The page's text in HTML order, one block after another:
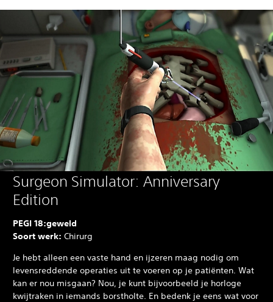
Surgeon Simulator: Anniversary
Edition
PEGI 18:geweld
Soort werk: Chirurg
Je hebt alleen een vaste hand en ijzeren maag nodig om
levensreddende operaties uit te voeren op je patiënten. Wat
kan er nou misgaan? Nou, je kunt bijvoorbeeld je horloge
kwijtraken in iemands borstholte. En bedenk je eens wat voor